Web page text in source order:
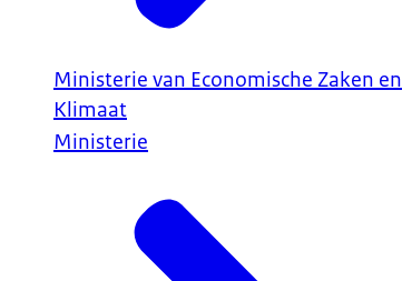
Ministerie van Economische Zaken en
Klimaat
Ministerie